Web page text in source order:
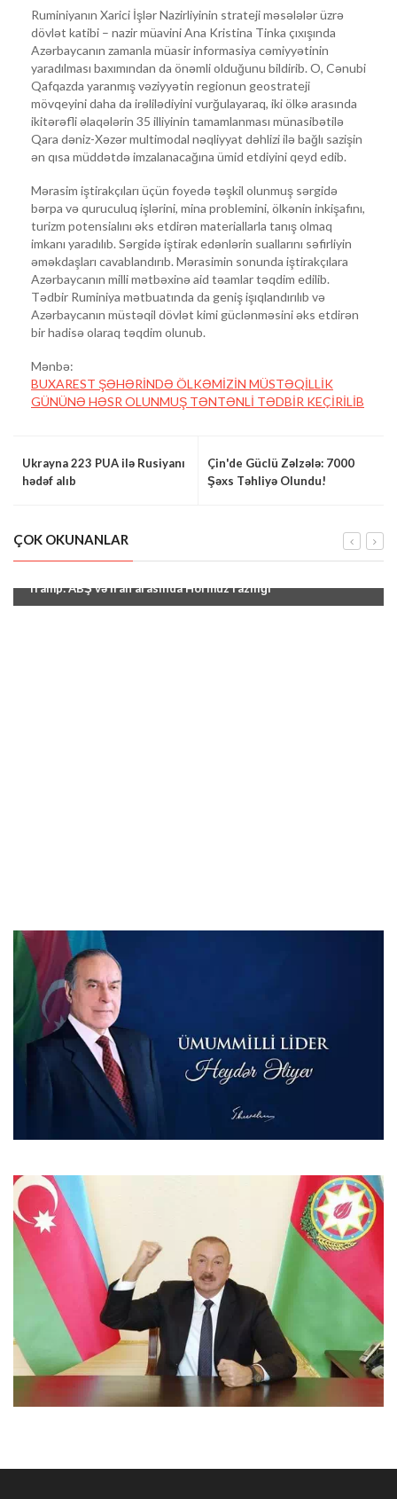
Ruminiyanın Xarici İşlər Nazirliyinin strateji məsələlər üzrə
dövlət katibi – nazir müavini Ana Kristina Tinka çıxışında
Azərbaycanın zamanla müasir informasiya cəmiyyətinin
yaradılması baxımından da önəmli olduğunu bildirib. O, Cənubi
Qafqazda yaranmış vəziyyətin regionun geostrateji
mövqeyini daha da irəlilədiyini vurğulayaraq, iki ölkə arasında
ikitərəfli əlaqələrin 35 illiyinin tamamlanması münasibətilə
Qara dəniz-Xəzər multimodal nəqliyyat dəhlizi ilə bağlı sazişin
ən qısa müddətdə imzalanacağına ümid etdiyini qeyd edib.
Mərasim iştirakçıları üçün foyedə təşkil olunmuş sərgidə
bərpa və quruculuq işlərini, mina problemini, ölkənin inkişafını,
turizm potensialını əks etdirən materiallarla tanış olmaq
imkanı yaradılıb. Sərgidə iştirak edənlərin suallarını səfirliyin
əməkdaşları cavablandırıb. Mərasimin sonunda iştirakçılara
Azərbaycanın milli mətbəxinə aid təamlar təqdim edilib.
Tədbir Ruminiya mətbuatında da geniş işıqlandırılıb və
Azərbaycanın müstəqil dövlət kimi güclənməsini əks etdirən
bir hadisə olaraq təqdim olunub.
Mənbə:
BUXAREST ŞƏHƏRİNDƏ ÖLKƏMİZİN MÜSTƏQİLLİK
GÜNÜNƏ HƏSR OLUNMUŞ TƏNTƏNLİ TƏDBİR KEÇİRİLİB
Ukrayna 223 PUA ilə Rusiyanı
hədəf alıb
Çin'de Güclü Zəlzələ: 7000
Şəxs Təhliyə Olundu!
ÇOK OKUNANLAR
"Tramp: ABŞ və İran arasında Hörmüz razılığı"